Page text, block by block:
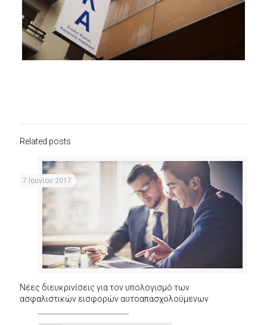
Related posts
7 Ιουνίου 2017
Νέες διευκρινίσεις για τον υπολογισμό των
ασφαλιστικών εισφορών αυτοαπασχολούμενων